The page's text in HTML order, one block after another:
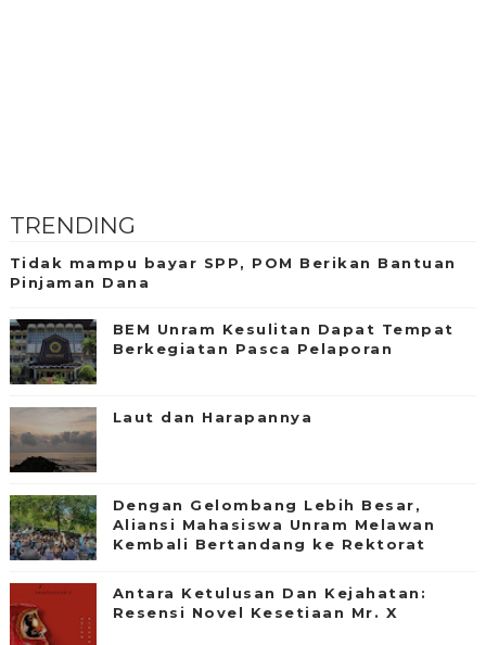
TRENDING
Tidak mampu bayar SPP, POM Berikan Bantuan
Pinjaman Dana
BEM Unram Kesulitan Dapat Tempat
Berkegiatan Pasca Pelaporan
Laut dan Harapannya
Dengan Gelombang Lebih Besar,
Aliansi Mahasiswa Unram Melawan
Kembali Bertandang ke Rektorat
Antara Ketulusan Dan Kejahatan:
Resensi Novel Kesetiaan Mr. X